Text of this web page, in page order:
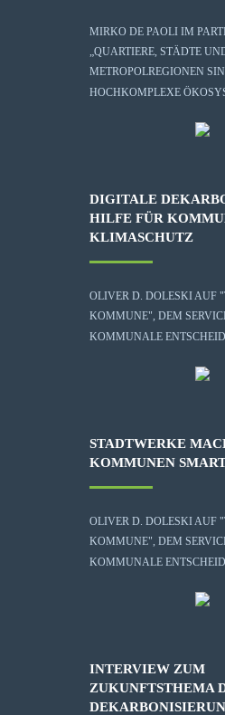
MIRKO DE PAOLI IM
„QUARTIERE, STÄDTE
METROPOLREGIONEN
HOCHKOMPLEXE
DIGITALE
HILFE FÜR
KLIMASCHUTZ
OLIVER D. DOLESKI AUF
KOMMUNE", DEM
KOMMUNALE
STADTWERKE
KOMMUNEN
OLIVER D. DOLESKI AUF
KOMMUNE", DEM
KOMMUNALE
INTERVIEW ZUM
ZUKUNFTSTHEMA